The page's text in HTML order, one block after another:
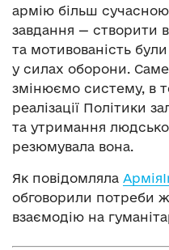
армію більш
завдання — створити
та мотивованість
у силах оборони.
змінюємо систему, в
реалізації Політики
та утримання
резюмувала вона.
Як повідомляла
обговорили потреби
взаємодію на